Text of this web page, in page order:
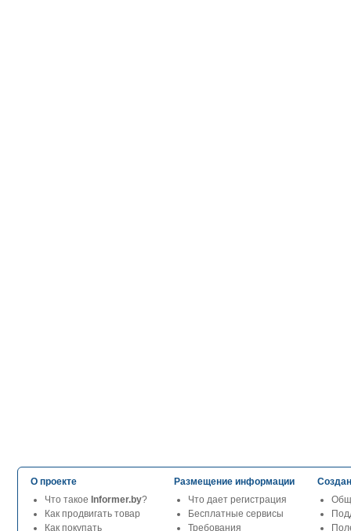
О проекте
Что такое Informer.by?
Как продвигать товар
Как покупать
Размещение информации
Что дает регистрация
Бесплатные сервисы
Требования